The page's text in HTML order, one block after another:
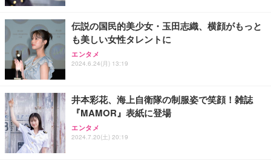
伝説の国民的美少女・玉田志織、横顔がもっと
も美しい女性タレントに
エンタメ
2024.6.24(月) 13:19
井本彩花、海上自衛隊の制服姿で笑顔！雑誌
『MAMOR』表紙に登場
エンタメ
2024.7.20(土) 20:19